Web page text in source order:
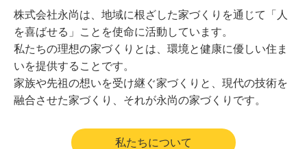
株式会社永尚は、地域に根ざした家づくりを通じて「人
を喜ばせる」ことを使命に活動しています。
私たちの理想の家づくりとは、環境と健康に優しい住ま
いを提供することです。
家族や先祖の想いを受け継ぐ家づくりと、現代の技術を
融合させた家づくり、それが永尚の家づくりです。
私たちについて